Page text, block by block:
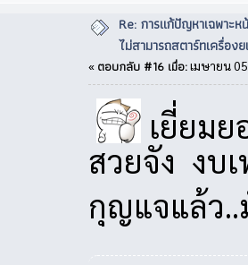
Re: การแก้ปัญหาเฉพาะ
ไม่สามารถสตาร์ทเครื่อง
« ตอบกลับ #16 เมื่อ:เมษายน
เยี่ยม
สวยจัง งบ
กุญแจแล้ว